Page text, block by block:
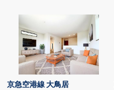
京急空港線 大鳥居